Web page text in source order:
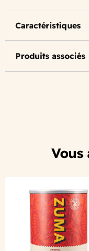
Caractéristiques
Produits associés
Vous